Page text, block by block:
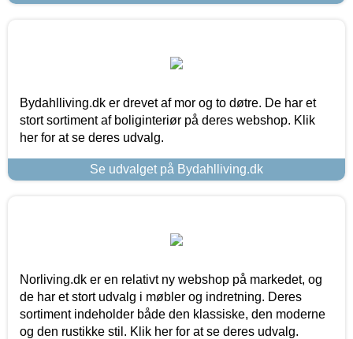
Bydahlliving.dk er drevet af mor og to døtre. De har et
stort sortiment af boliginteriør på deres webshop. Klik
her for at se deres udvalg.
Se udvalget på Bydahlliving.dk
Norliving.dk er en relativt ny webshop på markedet, og
de har et stort udvalg i møbler og indretning. Deres
sortiment indeholder både den klassiske, den moderne
og den rustikke stil. Klik her for at se deres udvalg.